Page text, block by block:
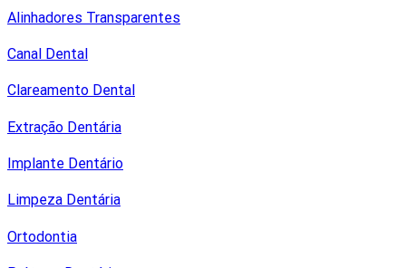
Alinhadores Transparentes
Canal Dental
Clareamento Dental
Extração Dentária
Implante Dentário
Limpeza Dentária
Ortodontia